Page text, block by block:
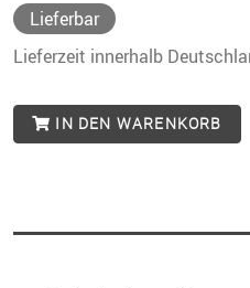
Lieferbar
Lieferzeit innerhalb
IN DEN WARENKORB